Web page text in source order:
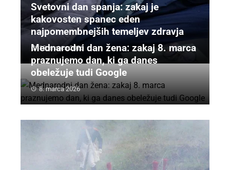
Svetovni dan spanja: zakaj je
kakovosten spanec eden
najpomembnejših temeljev zdravja
13. marca 2026
Mednarodni dan žena: zakaj 8. marca
praznujemo dan, ki ga danes
obeležuje tudi Google
8. marca 2026